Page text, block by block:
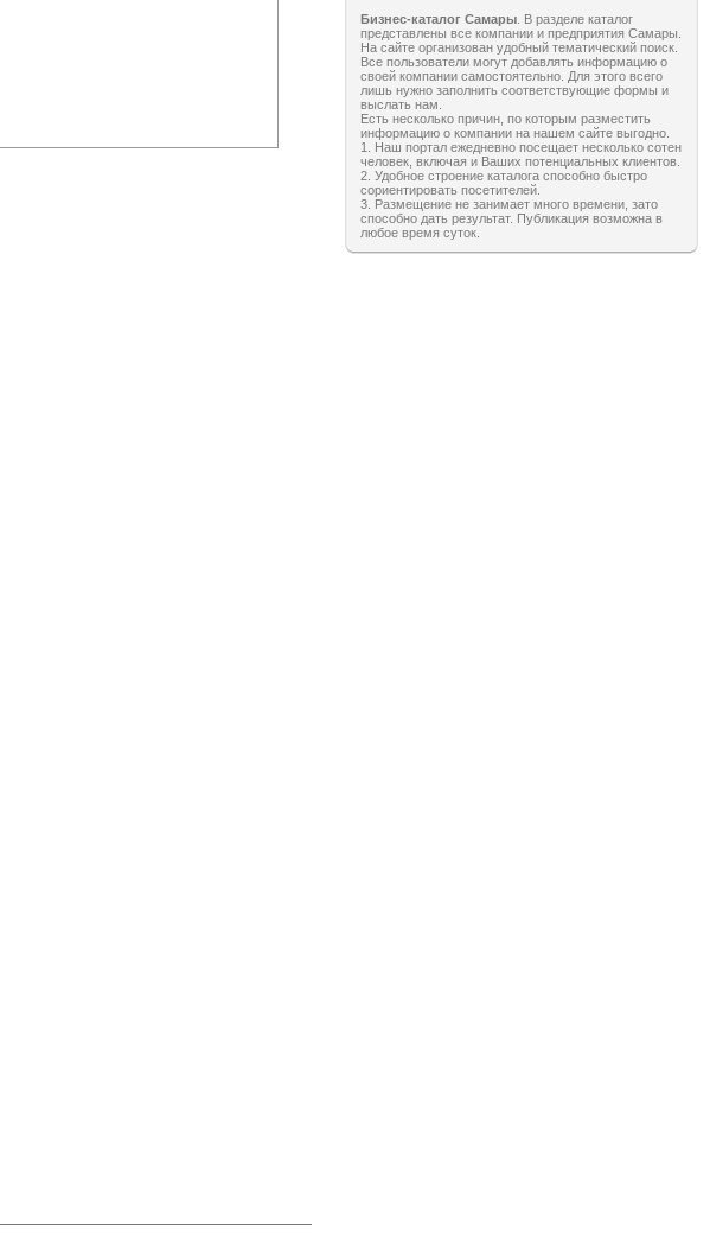
Бизнес-каталог Самары . В разделе каталог
представлены все компании и предприятия Самары.
На сайте организован удобный тематический поиск.
Все пользователи могут добавлять информацию о
своей компании самостоятельно. Для этого всего
лишь нужно заполнить соответствующие формы и
выслать нам.
Есть несколько причин, по которым разместить
информацию о компании на нашем сайте выгодно.
1. Наш портал ежедневно посещает несколько сотен
человек, включая и Ваших потенциальных клиентов.
2. Удобное строение каталога способно быстро
сориентировать посетителей.
3. Размещение не занимает много времени, зато
способно дать результат. Публикация возможна в
любое время суток.